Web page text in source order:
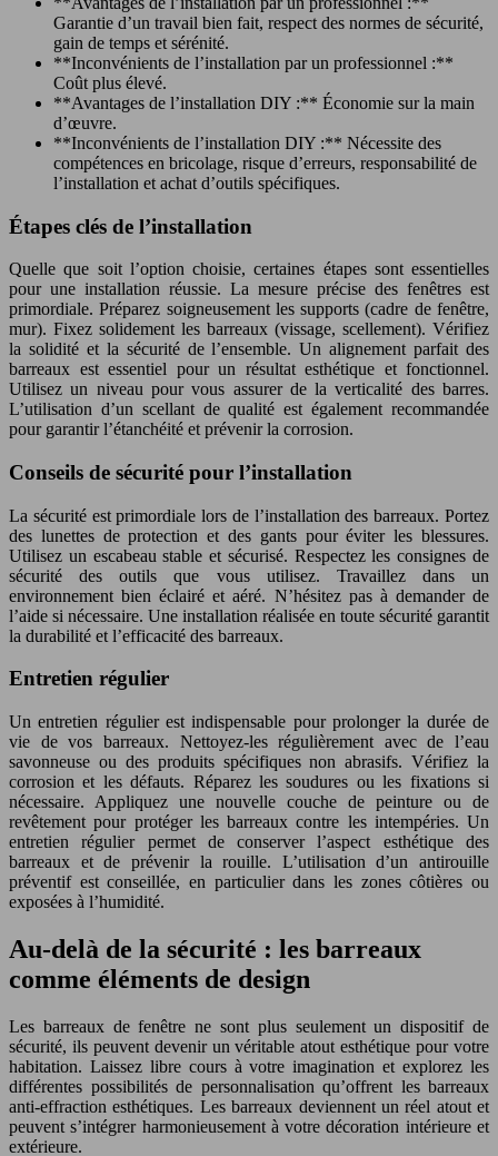
Garantie d’un travail bien fait, respect des normes de sécurité,
gain de temps et sérénité.
**Inconvénients de l’installation par un professionnel :**
Coût plus élevé.
**Avantages de l’installation DIY :** Économie sur la main
d’œuvre.
**Inconvénients de l’installation DIY :** Nécessite des
compétences en bricolage, risque d’erreurs, responsabilité de
l’installation et achat d’outils spécifiques.
Étapes clés de l’installation
Quelle que soit l’option choisie, certaines étapes sont essentielles
pour une installation réussie. La mesure précise des fenêtres est
primordiale. Préparez soigneusement les supports (cadre de fenêtre,
mur). Fixez solidement les barreaux (vissage, scellement). Vérifiez
la solidité et la sécurité de l’ensemble. Un alignement parfait des
barreaux est essentiel pour un résultat esthétique et fonctionnel.
Utilisez un niveau pour vous assurer de la verticalité des barres.
L’utilisation d’un scellant de qualité est également recommandée
pour garantir l’étanchéité et prévenir la corrosion.
Conseils de sécurité pour l’installation
La sécurité est primordiale lors de l’installation des barreaux. Portez
des lunettes de protection et des gants pour éviter les blessures.
Utilisez un escabeau stable et sécurisé. Respectez les consignes de
sécurité des outils que vous utilisez. Travaillez dans un
environnement bien éclairé et aéré. N’hésitez pas à demander de
l’aide si nécessaire. Une installation réalisée en toute sécurité garantit
la durabilité et l’efficacité des barreaux.
Entretien régulier
Un entretien régulier est indispensable pour prolonger la durée de
vie de vos barreaux. Nettoyez-les régulièrement avec de l’eau
savonneuse ou des produits spécifiques non abrasifs. Vérifiez la
corrosion et les défauts. Réparez les soudures ou les fixations si
nécessaire. Appliquez une nouvelle couche de peinture ou de
revêtement pour protéger les barreaux contre les intempéries. Un
entretien régulier permet de conserver l’aspect esthétique des
barreaux et de prévenir la rouille. L’utilisation d’un antirouille
préventif est conseillée, en particulier dans les zones côtières ou
exposées à l’humidité.
Au-delà de la sécurité : les barreaux
comme éléments de design
Les barreaux de fenêtre ne sont plus seulement un dispositif de
sécurité, ils peuvent devenir un véritable atout esthétique pour votre
habitation. Laissez libre cours à votre imagination et explorez les
différentes possibilités de personnalisation qu’offrent les barreaux
anti-effraction esthétiques. Les barreaux deviennent un réel atout et
peuvent s’intégrer harmonieusement à votre décoration intérieure et
extérieure.